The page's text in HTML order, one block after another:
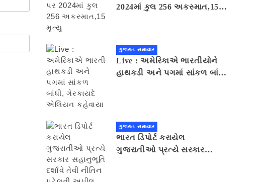
2024માં કુલ 256 અકસ્માત,15
ગુજરાત સમાચાર
Live : અમેરિકાએ ભારતીયોને
હાથકડી અને પગમાં સાંકળ બાંધી,
ગુજરાત સમાચાર
ભારત ડિપોર્ટ કરાયેલ
ગુજરાતીઓ પ્રત્યે સરકાર